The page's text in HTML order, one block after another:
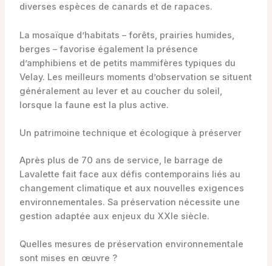
diverses espèces de canards et de rapaces.
La mosaïque d’habitats – forêts, prairies humides,
berges – favorise également la présence
d’amphibiens et de petits mammifères typiques du
Velay. Les meilleurs moments d’observation se situent
généralement au lever et au coucher du soleil,
lorsque la faune est la plus active.
Un patrimoine technique et écologique à préserver
Après plus de 70 ans de service, le barrage de
Lavalette fait face aux défis contemporains liés au
changement climatique et aux nouvelles exigences
environnementales. Sa préservation nécessite une
gestion adaptée aux enjeux du XXIe siècle.
Quelles mesures de préservation environnementale
sont mises en œuvre ?